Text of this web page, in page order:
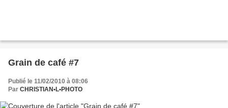
Grain de café #7
Publié le 11/02/2010 à 08:06
Par CHRISTIAN•L•PHOTO